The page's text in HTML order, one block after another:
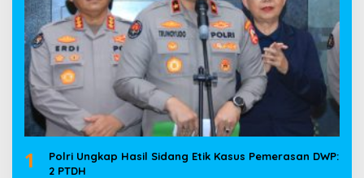
1
Polri Ungkap Hasil Sidang Etik Kasus Pemerasan DWP:
2 PTDH